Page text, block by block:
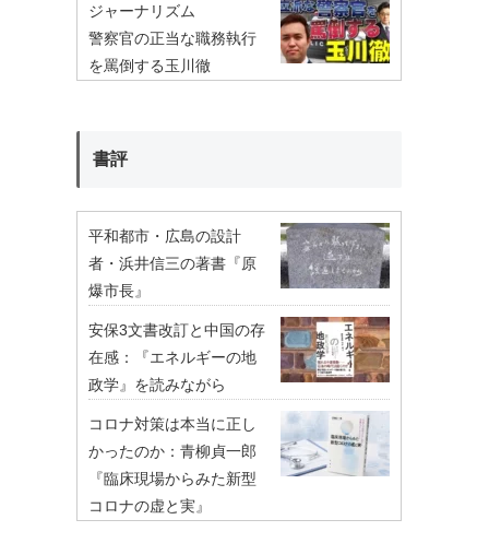
ジャーナリズム
警察官の正当な職務執行
を罵倒する玉川徹
書評
平和都市・広島の設計
者・浜井信三の著書『原
爆市長』
安保3文書改訂と中国の存
在感：『エネルギーの地
政学』を読みながら
コロナ対策は本当に正し
かったのか：青柳貞一郎
『臨床現場からみた新型
コロナの虚と実』